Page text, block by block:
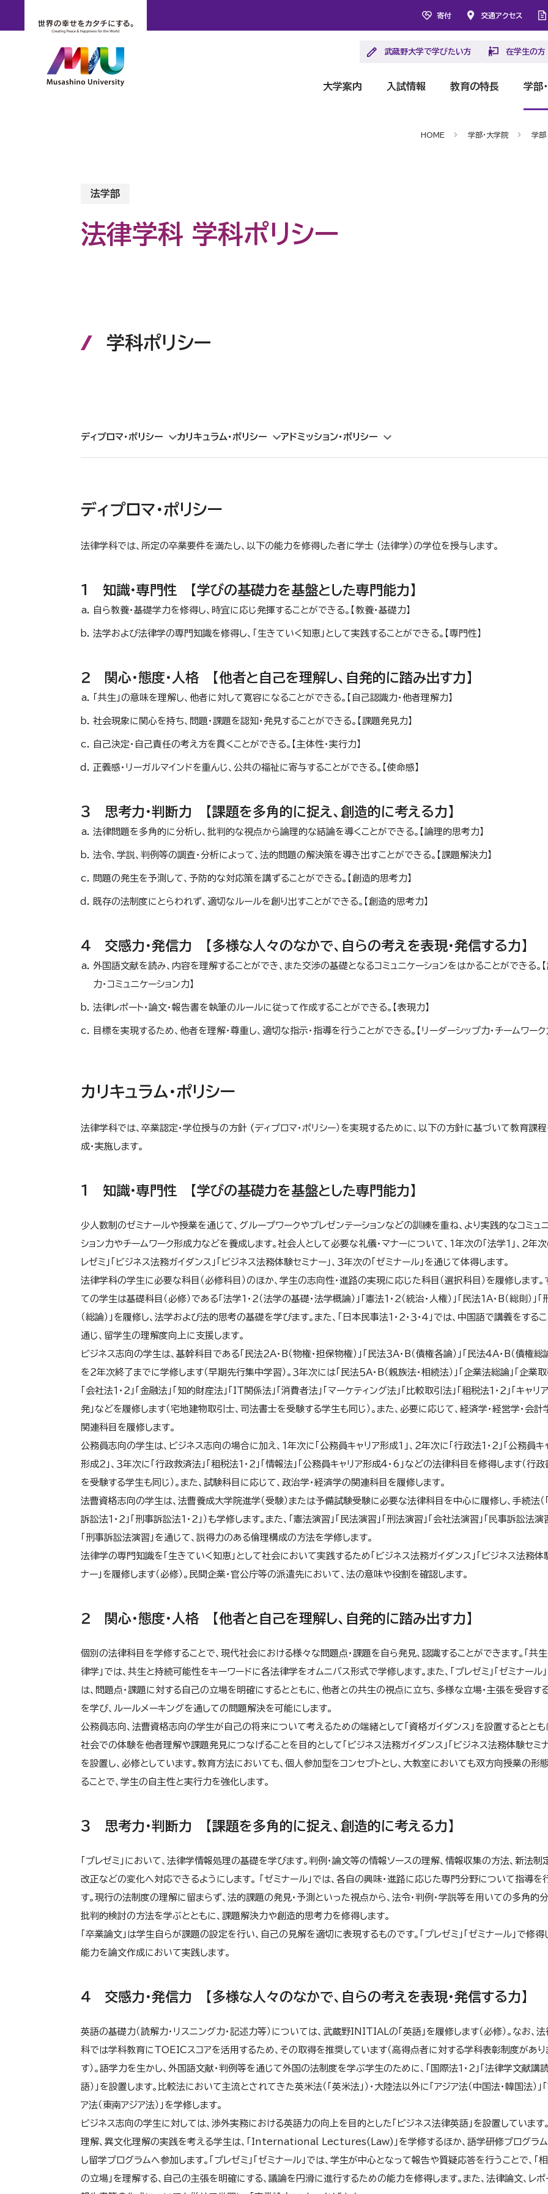
寄付 交通アクセス
武蔵野大学で学びたい方 在学生の方
大学案内 入試情報 教育の特長 学部
HOME 学部・大学院 学部
法学部
法律学科 学科ポリシー
学科ポリシー
ディプロマ・ポリシー カリキュラム・ポリシー アドミッション・ポリシー
ディプロマ・ポリシー
法律学科では、所定の卒業要件を満たし、以下の能力を修得した者に学士 (法律学）の学位を授与します。
１ 知識・専門性 【学びの基礎力を基盤とした専門能力】
自ら教養・基礎学力を修得し、時宜に応じ発揮することができる。【教養・基礎力】
法学および法律学の専門知識を修得し、「生きていく知恵」として実践することができる。【専門性】
２ 関心・態度・人格 【他者と自己を理解し、自発的に踏み出す力】
「共生」の意味を理解し、他者に対して寛容になることができる。【自己認識力・他者理解力】
社会現象に関心を持ち、問題・課題を認知・発見することができる。【課題発見力】
自己決定・自己責任の考え方を貫くことができる。【主体性・実行力】
正義感・リーガルマインドを重んじ、公共の福祉に寄与することができる。【使命感】
３ 思考力・判断力 【課題を多角的に捉え、創造的に考える力】
法律問題を多角的に分析し、批判的な視点から論理的な結論を導くことができる。【論理的思考力】
法令、学説、判例等の調査・分析によって、法的問題の解決策を導き出すことができる。【課題解決力】
問題の発生を予測して、予防的な対応策を講ずることができる。【創造的思考力】
既存の法制度にとらわれず、適切なルールを創り出すことができる。【創造的思考力】
４ 交感力・発信力 【多様な人々のなかで、自らの考えを表現・発信する力】
外国語文献を読み、内容を理解することができ、また交渉の基礎となるコミュニケーションをはかることができる。
力・コミュニケーション力】
法律レポート・論文・報告書を執筆のルールに従って作成することができる。【表現力】
目標を実現するため、他者を理解・尊重し、適切な指示・指導を行うことができる。【リーダーシップ力・チームワーク
カリキュラム・ポリシー
法律学科では、卒業認定・学位授与の方針 (ディプロマ・ポリシー）を実現するために、以下の方針に基づいて教育課
成・実施します。
１ 知識・専門性 【学びの基礎力を基盤とした専門能力】
少人数制のゼミナールや授業を通じて、グループワークやプレゼンテーションなどの訓練を重ね、より実践的なコミュ
ション力やチームワーク形成力などを養成します。社会人として必要な礼儀・マナーについて、１年次の「法学１」、２年次
レゼミ」 「ビジネス法務ガイダンス」「ビジネス法務体験セミナー」 、３年次の「ゼミナール」を通じて体得します。
法律学科の学生に必要な科目（必修科目）のほか、学生の志向性・進路の実現に応じた科目（選択科目）を履修します。
ての学生は基礎科目（必修）である「法学１・２（法学の基礎・法学概論）」「憲法１・２（統治・人権）」「民法１A・B（総則）」「
（総論）」を履修し、法学および法的思考の基礎を学びます。また、「日本民事法１・２・３・４」では、中国語で講義をする
通じ、留学生の理解度向上に支援します。
ビジネス志向の学生は、基幹科目である「民法２A・B（物権・担保物権）」「民法３A・B（債権各論）」「民法４A・B（債権総論
を２年次終了までに学修します（早期先行集中学習）。３年次には「民法５A・B（親族法・相続法）」「企業法総論」「企業取
「会社法１・２」「金融法」「知的財産法」「IT関係法」「消費者法」「マーケティング法」「比較取引法」「租税法１・２」「キャリ
発」などを履修します（宅地建物取引士、司法書士を受験する学生も同じ）。また、必要に応じて、経済学・経営学・会計
関連科目を履修します。
公務員志向の学生は、ビジネス志向の場合に加え、１年次に 「公務員キャリア形成1」 、２年次に「行政法１・２」「 公務員キ
形成２ 」、３年次に「行政救済法」「租税法１・２」「情報法」「 公務員キャリア形成４・6 」などの法律科目を修得します（行
を受験する学生も同じ）。また、試験科目に応じて、政治学・経済学の関連科目を履修します。
法曹資格志向の学生は、法曹養成大学院進学（受験）または予備試験受験に必要な法律科目を中心に履修し、手続法（
訴訟法１・２」「刑事訴訟法１・２」）も学修します。また、「憲法演習」「民法演習」「刑法演習」 「会社法演習」「⺠事訴訟法演
「刑事訴訟法演習」 を通じて、説得力のある倫理構成の方法を学修します。
法律学の専門知識を「生きていく知恵」として社会において実践するため 「ビジネス法務ガイダンス」「ビジネス法務体
ナー」 を履修します（必修）。民間企業・官公庁等の派遣先において、法の意味や役割を確認します。
２ 関心・態度・人格 【他者と自己を理解し、自発的に踏み出す力】
個別の法律科目を学修することで、現代社会における様々な問題点・課題を自ら発見、認識することができます。「共
律学」では、共生と持続可能性をキーワードに各法律学をオムニバス形式で学修します。また、「プレゼミ」「ゼミナール
は、問題点・課題に対する自己の立場を明確にするとともに、他者との共生の視点に立ち、多様な立場・主張を受容す
を学び、ルールメーキングを通しての問題解決を可能にします。
公務員志向、法曹資格志向の学生が自己の将来について考えるための端緒として「資格ガイダンス」を設置するととも
社会での体験を他者理解や課題発見につなげることを目的として 「ビジネス法務ガイダンス」「ビジネス法務体験セミナ
を設置し、必修としています。教育方法においても、個人参加型をコンセプトとし、大教室においても双方向授業の形
ることで、学生の自主性と実行力を強化します。
３ 思考力・判断力 【課題を多角的に捉え、創造的に考える力】
「プレゼミ」において、法律学情報処理の基礎を学びます。判例・論文等の情報ソースの理解、情報収集の方法、新法制
改正などの変化へ対応できるようにします。 「ゼミナール」では、各自の興味・進路に応じた専門分野について指導を
す。現行の法制度の理解に留まらず、法的課題の発見・予測といった視点から、法令・判例・学説等を用いての多角的
批判的検討の方法を学ぶとともに、課題解決力や創造的思考力を修得します。
「卒業論文」は学生自らが課題の設定を行い、自己の見解を適切に表現するものです。「プレゼミ」「ゼミナール」で修得
能力を論文作成において実践します。
４ 交感力・発信力 【多様な人々のなかで、自らの考えを表現・発信する力】
英語の基礎力（読解力・リスニング力・記述力等）については、武蔵野INITIALの「英語」を履修します（必修）。なお、
科では学科教育にTOEICスコアを活用するため、その取得を推奨しています（高得点者に対する学科表彰制度があり
す）。語学力を生かし、外国語文献・判例等を通じて外国の法制度を学ぶ学生のために、「国際法１・２」「法律学文献講
語）」を設置します。比較法において主流とされてきた英米法（「英米法」）・大陸法以外に「アジア法（中国法・韓国法）」
ア法（東南アジア法）」を学修します。
ビジネス志向の学生に対しては、渉外実務における英語力の向上を目的とした「ビジネス法律英語」を設置しています
理解、異文化理解の実践を考える学生は、「International Lectures(Law)」を学修するほか、語学研修プログラ
し留学プログラムへ参加します。「プレゼミ」「ゼミナール」では、学生が中心となって報告や質疑応答を行うことで、「
の立場」を理解する、自己の主張を明確にする、議論を円滑に進行するための能力を修得します。また、法律論文、レポ